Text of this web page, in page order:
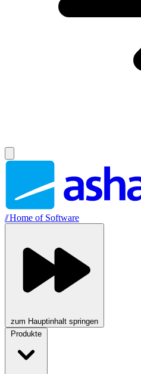
//Home of Software
zum Hauptinhalt springen
Produkte